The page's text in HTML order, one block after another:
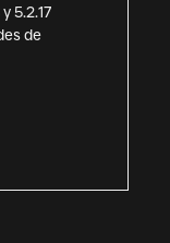
5.2.17
de